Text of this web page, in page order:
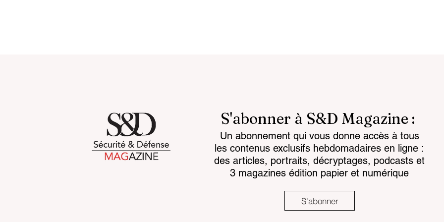
Customs 2030: a new era
Cognitive battlespace the
CCP's war for the mind
Chemical regulations:
challenge facing land-
based armaments
S'abonner à S&D Magazine :
Un abonnement qui vous donne accès à tous
les contenus exclusifs hebdomadaires en ligne :
des articles, portraits, décryptages, podcasts et
3 magazines édition papier et numérique
S'abonner